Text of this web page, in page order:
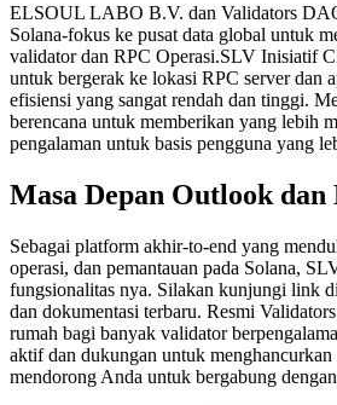
ELSOUL LABO B.V. dan Validators
Solana-fokus ke pusat data global untuk
validator dan RPC Operasi.SLV Inisiatif
untuk bergerak ke lokasi RPC server dan
efisiensi yang sangat rendah dan tinggi.
berencana untuk memberikan yang lebih
pengalaman untuk basis pengguna yang
Masa Depan Outlook
Sebagai platform akhir-to-end yang
operasi, dan pemantauan pada Solana,
fungsionalitas nya. Silakan kunjungi link
dan dokumentasi terbaru. Resmi
rumah bagi banyak validator
aktif dan dukungan untuk menghancurkan
mendorong Anda untuk bergabung